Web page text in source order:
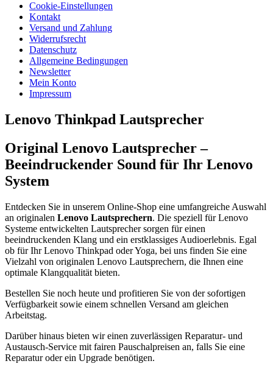
Cookie-Einstellungen
Kontakt
Versand und Zahlung
Widerrufsrecht
Datenschutz
Allgemeine Bedingungen
Newsletter
Mein Konto
Impressum
Lenovo Thinkpad Lautsprecher
Original Lenovo Lautsprecher –
Beeindruckender Sound für Ihr Lenovo
System
Entdecken Sie in unserem Online-Shop eine umfangreiche Auswahl
an originalen Lenovo Lautsprechern. Die speziell für Lenovo
Systeme entwickelten Lautsprecher sorgen für einen
beeindruckenden Klang und ein erstklassiges Audioerlebnis. Egal
ob für Ihr Lenovo Thinkpad oder Yoga, bei uns finden Sie eine
Vielzahl von originalen Lenovo Lautsprechern, die Ihnen eine
optimale Klangqualität bieten.
Bestellen Sie noch heute und profitieren Sie von der sofortigen
Verfügbarkeit sowie einem schnellen Versand am gleichen
Arbeitstag.
Darüber hinaus bieten wir einen zuverlässigen Reparatur- und
Austausch-Service mit fairen Pauschalpreisen an, falls Sie eine
Reparatur oder ein Upgrade benötigen.